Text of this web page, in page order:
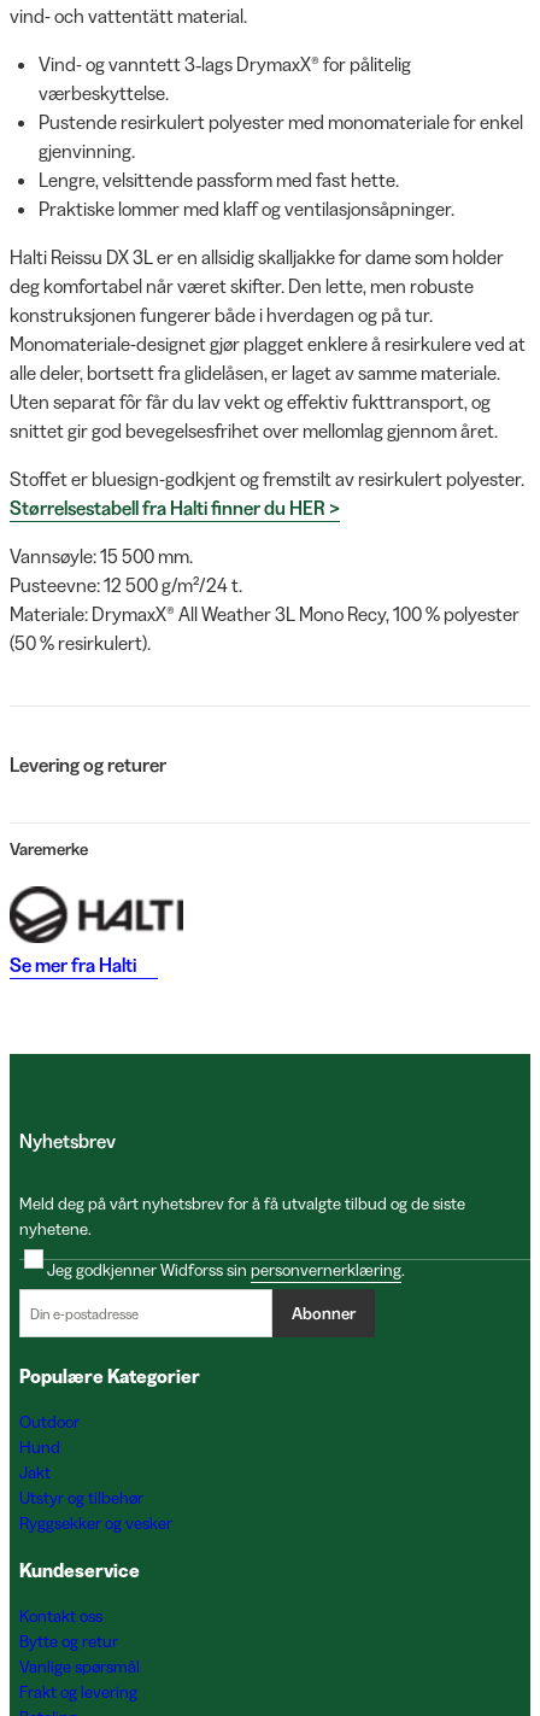
vind- och vattentätt material.
Vind- og vanntett 3‑lags DrymaxX® for pålitelig
værbeskyttelse.
Pustende resirkulert polyester med monomateriale for enkel
gjenvinning.
Lengre, velsittende passform med fast hette.
Praktiske lommer med klaff og ventilasjonsåpninger.
Halti Reissu DX 3L er en allsidig skalljakke for dame som holder
deg komfortabel når været skifter. Den lette, men robuste
konstruksjonen fungerer både i hverdagen og på tur.
Monomateriale-designet gjør plagget enklere å resirkulere ved at
alle deler, bortsett fra glidelåsen, er laget av samme materiale.
Uten separat fôr får du lav vekt og effektiv fukttransport, og
snittet gir god bevegelsesfrihet over mellomlag gjennom året.
Stoffet er bluesign-godkjent og fremstilt av resirkulert polyester.
Størrelsestabell fra Halti finner du HER >
Vannsøyle: 15 500 mm.
Pusteevne: 12 500 g/m²/24 t.
Materiale: DrymaxX® All Weather 3L Mono Recy, 100 % polyester
(50 % resirkulert).
Levering og returer
Varemerke
Se mer fra Halti
Nyhetsbrev
Meld deg på vårt nyhetsbrev for å få utvalgte tilbud og de siste
nyhetene.
Jeg godkjenner Widforss sin personvernerklæring.
Abonner
Populære Kategorier
Outdoor
Hund
Jakt
Utstyr og tilbehør
Ryggsekker og vesker
Kundeservice
Kontakt oss
Bytte og retur
Vanlige spørsmål
Frakt og levering